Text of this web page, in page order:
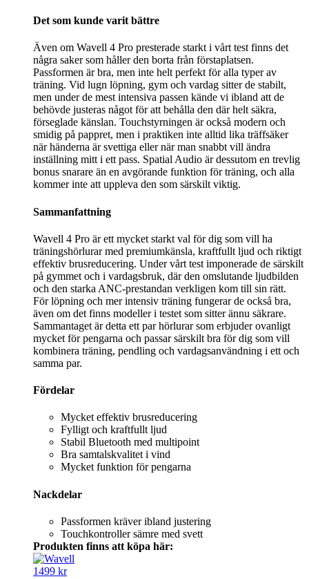
Det som kunde varit bättre
Även om Wavell 4 Pro presterade starkt i vårt test finns det
några saker som håller den borta från förstaplatsen.
Passformen är bra, men inte helt perfekt för alla typer av
träning. Vid lugn löpning, gym och vardag sitter de stabilt,
men under de mest intensiva passen kände vi ibland att de
behövde justeras något för att behålla den där helt säkra,
förseglade känslan. Touchstyrningen är också modern och
smidig på pappret, men i praktiken inte alltid lika träffsäker
när händerna är svettiga eller när man snabbt vill ändra
inställning mitt i ett pass. Spatial Audio är dessutom en trevlig
bonus snarare än en avgörande funktion för träning, och alla
kommer inte att uppleva den som särskilt viktig.
Sammanfattning
Wavell 4 Pro är ett mycket starkt val för dig som vill ha
träningshörlurar med premiumkänsla, kraftfullt ljud och riktigt
effektiv brusreducering. Under vårt test imponerade de särskilt
på gymmet och i vardagsbruk, där den omslutande ljudbilden
och den starka ANC-prestandan verkligen kom till sin rätt.
För löpning och mer intensiv träning fungerar de också bra,
även om det finns modeller i testet som sitter ännu säkrare.
Sammantaget är detta ett par hörlurar som erbjuder ovanligt
mycket för pengarna och passar särskilt bra för dig som vill
kombinera träning, pendling och vardagsanvändning i ett och
samma par.
Fördelar
Mycket effektiv brusreducering
Fylligt och kraftfullt ljud
Stabil Bluetooth med multipoint
Bra samtalskvalitet i vind
Mycket funktion för pengarna
Nackdelar
Passformen kräver ibland justering
Touchkontroller sämre med svett
Produkten finns att köpa här:
1499 kr